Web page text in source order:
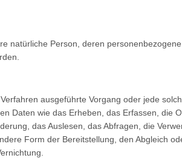
natürliche Person, deren
ausgeführte Vorgang oder jede
Daten wie das Erheben, das Erfassen, die
das Auslesen, das Abfragen, die
Form der Bereitstellung, den Abgleich